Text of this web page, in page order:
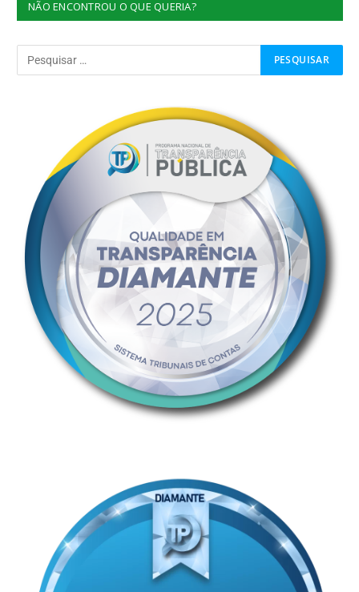
NÃO ENCONTROU O QUE QUERIA?